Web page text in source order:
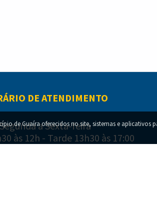
DE ATENDIMENTO
a Sexta-feira
às 12h - Tarde 13h30 às 17:00
de Guaíra oferecidos no site, sistemas e aplicativos